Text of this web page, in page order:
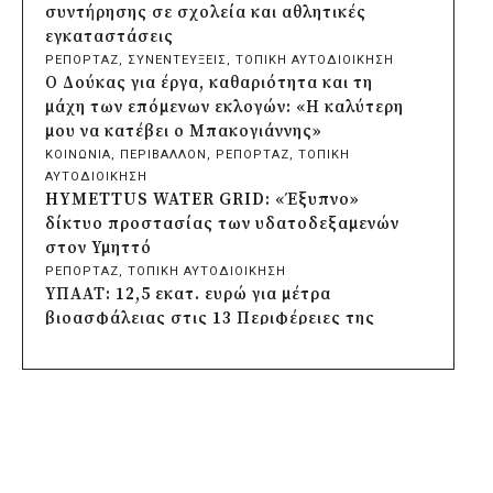
Σωτήρος
πριν από 3 μέρες
Περιφέρεια Αττικής: Έξι συμπεράσματα
για την ψηφιακή μετάβαση των
επιχειρήσεων
πριν από 3 μέρες
Δήμος Σαρωνικού και ΑΡΧΕΛΩΝ
ενημερώνουν τους λουόμενους για τη
συνύπαρξη με τις θαλάσσιες χελώνες
πριν από 3 μέρες
Δήμος Κυθήρων: Απαγόρευση πρόσβασης
στην παραλία Λυκοδήμου για λόγους
ασφαλείας
πριν από 3 μέρες
συντήρησης σε σχολεία και αθλητικές
εγκαταστάσεις
ΡΕΠΟΡΤΑΖ, ΣΥΝΕΝΤΕΥΞΕΙΣ, ΤΟΠΙΚΗ ΑΥΤΟΔΙΟΙΚΗΣΗ
Ο Δούκας για έργα, καθαριότητα και τη
μάχη των επόμενων εκλογών: «Η καλύτερη
μου να κατέβει ο Μπακογιάννης»
ΚΟΙΝΩΝΙΑ, ΠΕΡΙΒΑΛΛΟΝ , ΡΕΠΟΡΤΑΖ, ΤΟΠΙΚΗ
ΑΥΤΟΔΙΟΙΚΗΣΗ
HYMETTUS WATER GRID: «Έξυπνο»
δίκτυο προστασίας των υδατοδεξαμενών
στον Υμηττό
ΡΕΠΟΡΤΑΖ, ΤΟΠΙΚΗ ΑΥΤΟΔΙΟΙΚΗΣΗ
ΥΠΑΑΤ: 12,5 εκατ. ευρώ για μέτρα
βιοασφάλειας στις 13 Περιφέρειες της
ΚΟΙΝΩΝΙΑ, ΤΟΠΙΚΗ ΑΥΤΟΔΙΟΙΚΗΣΗ, ΥΠΟΔΟΜΕΣ